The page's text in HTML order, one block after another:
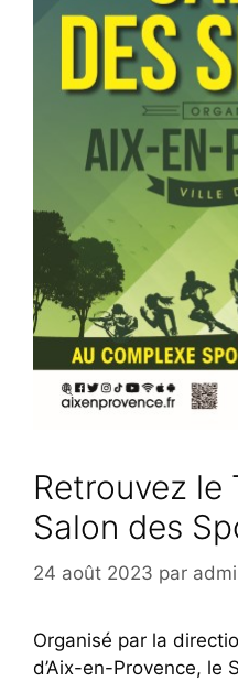
Retrouvez le
Salon des
24 août 2023 par
Organisé par la
d’Aix-en-Provence, le